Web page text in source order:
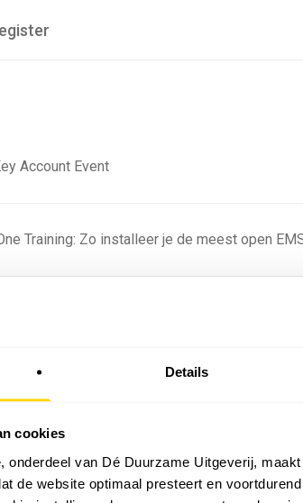
Details
cookies
onderdeel van Dé Duurzame Uitgeverij,
de website optimaal presteert en
Account Event
Training: Zo installeer je de meest open
- Residentieel
batterijprofielen: hoe netbeheerders
te voorspellen
| SlimmeRik on Tour